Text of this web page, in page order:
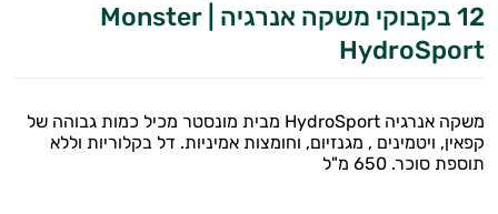
12 בקבוקי משקה אנרגיה | Monster
HydroSport
משקה אנרגיה HydroSport מבית מונסטר מכיל כמות גבוהה של
קפאין, ויטמינים , מגנזיום, וחומצות אמיניות. דל בקלוריות וללא
תוספת סוכר. 650 מ"ל